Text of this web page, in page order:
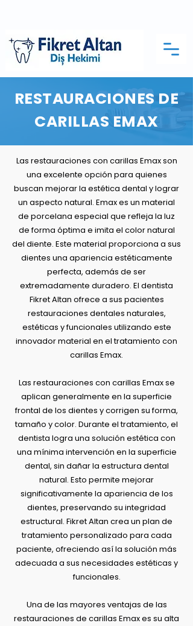
RESTAURACIONES DE
CARILLAS EMAX
Las restauraciones con carillas Emax son
una excelente opción para quienes
buscan mejorar la estética dental y lograr
un aspecto natural. Emax es un material
de porcelana especial que refleja la luz
de forma óptima e imita el color natural
del diente. Este material proporciona a sus
dientes una apariencia estéticamente
perfecta, además de ser
extremadamente duradero. El dentista
Fikret Altan ofrece a sus pacientes
restauraciones dentales naturales,
estéticas y funcionales utilizando este
innovador material en el tratamiento con
carillas Emax.
Las restauraciones con carillas Emax se
aplican generalmente en la superficie
frontal de los dientes y corrigen su forma,
tamaño y color. Durante el tratamiento, el
dentista logra una solución estética con
una mínima intervención en la superficie
dental, sin dañar la estructura dental
natural. Esto permite mejorar
significativamente la apariencia de los
dientes, preservando su integridad
estructural. Fikret Altan crea un plan de
tratamiento personalizado para cada
paciente, ofreciendo así la solución más
adecuada a sus necesidades estéticas y
funcionales.
Una de las mayores ventajas de las
restauraciones de carillas Emax es su alta